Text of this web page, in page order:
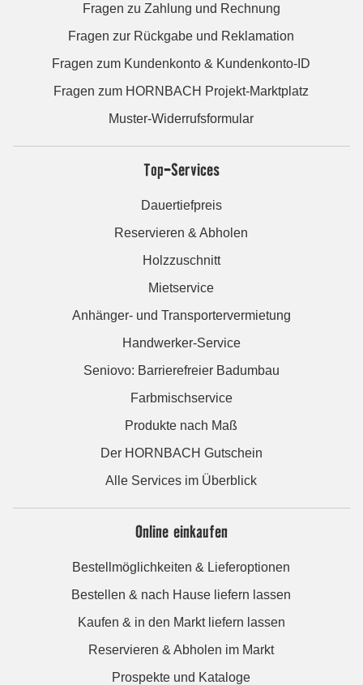
Fragen zu Zahlung und Rechnung
Fragen zur Rückgabe und Reklamation
Fragen zum Kundenkonto & Kundenkonto-ID
Fragen zum HORNBACH Projekt-Marktplatz
Muster-Widerrufsformular
Top-Services
Dauertiefpreis
Reservieren & Abholen
Holzzuschnitt
Mietservice
Anhänger- und Transportervermietung
Handwerker-Service
Seniovo: Barrierefreier Badumbau
Farbmischservice
Produkte nach Maß
Der HORNBACH Gutschein
Alle Services im Überblick
Online einkaufen
Bestellmöglichkeiten & Lieferoptionen
Bestellen & nach Hause liefern lassen
Kaufen & in den Markt liefern lassen
Reservieren & Abholen im Markt
Prospekte und Kataloge